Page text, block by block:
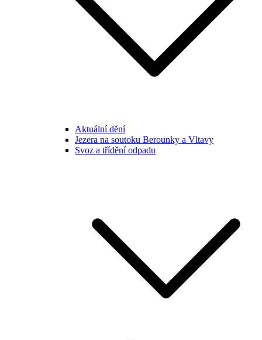
Aktuální dění
Jezera na soutoku Berounky a Vltavy
Svoz a třídění odpadu